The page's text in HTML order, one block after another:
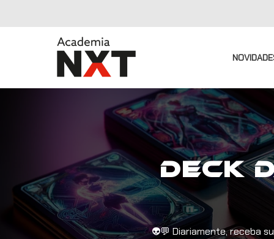
Deck
👽💬 Diariamente, receba